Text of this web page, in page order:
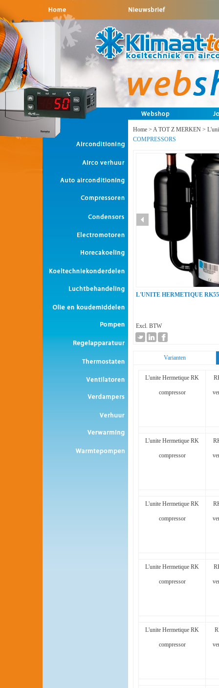
Home > A TOT Z MERKEN >
COMPRESSORS
L'UNITE HERMETIQUE
Excl. BTW
Varianten
L'unite Hermetique RK
compressor
L'unite Hermetique RK
compressor
L'unite Hermetique RK
compressor
L'unite Hermetique RK
compressor
L'unite Hermetique RK
compressor